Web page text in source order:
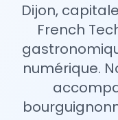
Dijon,
French
numérique.